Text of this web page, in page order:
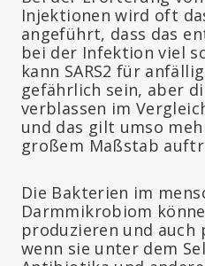
Injektionen wird oft
angeführt, dass das
bei der Infektion viel
kann SARS2 für
gefährlich sein, aber
verblassen im
und das gilt umso
großem Maßstab
Die Bakterien im
Darmmikrobiom
produzieren und auch
wenn sie unter dem